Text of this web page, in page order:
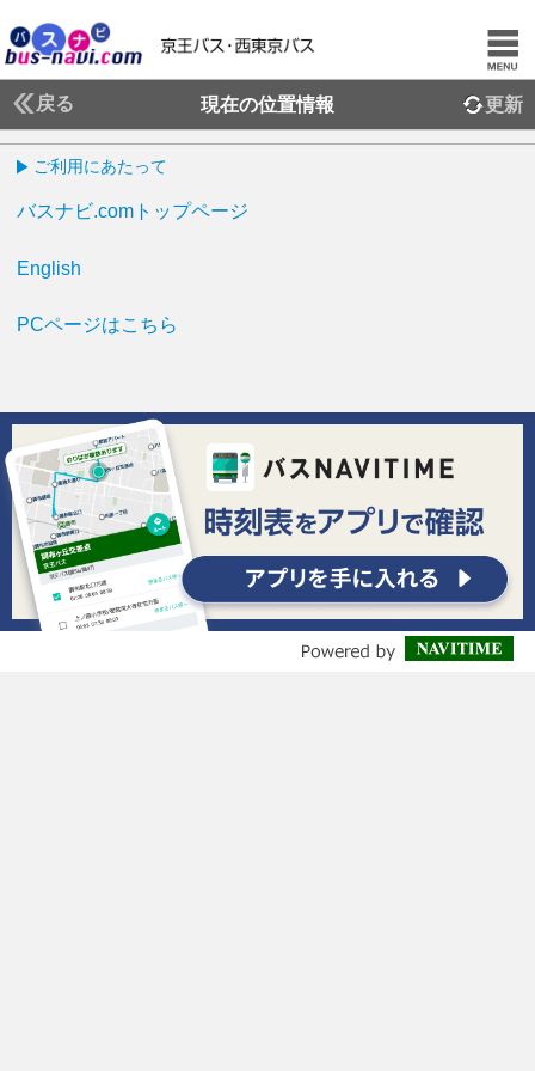
戻る 現在の位置情報 更新
ご利用にあたって
バスナビ.comトップページ
English
PCページはこちら